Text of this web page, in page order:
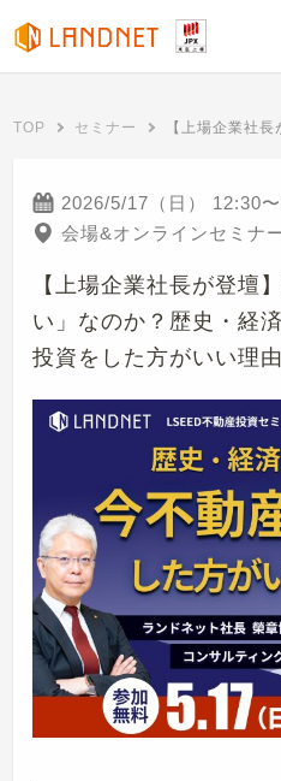
TOP セミナー 【上場企業社
2026/5/17（日） 12:30〜
会場&オンラインセミナ
【上場企業社長が登壇
い」なのか？歴史・経
投資をした方がいい理由